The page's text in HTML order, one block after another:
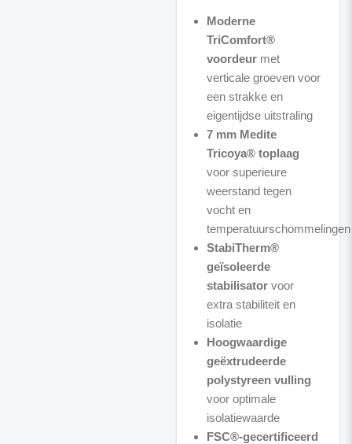
Moderne
TriComfort®
voordeurmet
verticale groeven voor
een strakke en
eigentijdse uitstraling
7 mm Medite
Tricoya® toplaag
voor superieure
weerstand tegen
vocht en
temperatuurschommelingen
StabiTherm®
geïsoleerde
stabilisatorvoor
extra stabiliteit en
isolatie
Hoogwaardige
geëxtrudeerde
polystyreen vulling
voor optimale
isolatiewaarde
FSC®-gecertificeerd